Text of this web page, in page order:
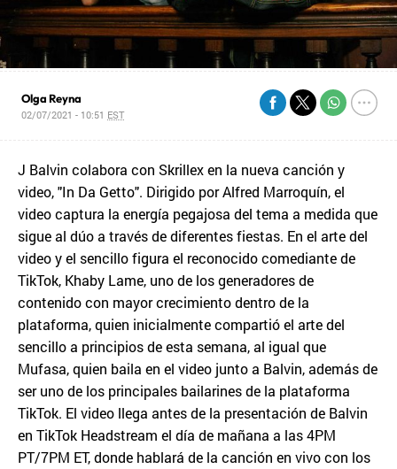
Olga Reyna
02/07/2021 - 10:51 EST
J Balvin colabora con Skrillex en la nueva canción y
video, "In Da Getto". Dirigido por Alfred Marroquín, el
video captura la energía pegajosa del tema a medida que
sigue al dúo a través de diferentes fiestas. En el arte del
video y el sencillo figura el reconocido comediante de
TikTok, Khaby Lame, uno de los generadores de
contenido con mayor crecimiento dentro de la
plataforma, quien inicialmente compartió el arte del
sencillo a principios de esta semana, al igual que
Mufasa, quien baila en el video junto a Balvin, además de
ser uno de los principales bailarines de la plataforma
TikTok. El video llega antes de la presentación de Balvin
en TikTok Headstream el día de mañana a las 4PM
PT/7PM ET, donde hablará de la canción en vivo con los